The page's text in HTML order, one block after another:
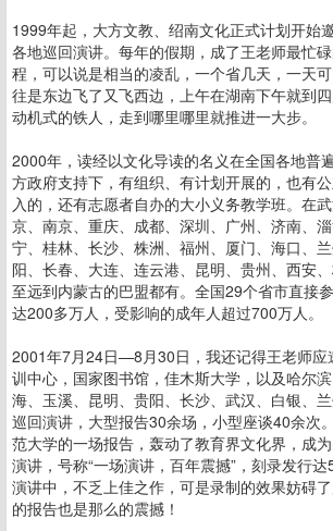
1999年起，大方文教、绍南文化正式计划开始
各地巡回演讲。每年的假期，成了王老师最忙
程，可以说是相当的凌乱，一个省几天，一天
往是东边飞了又飞西边，上午在湖南下午就到
动机式的铁人，走到哪里哪里就推进一大步。
2000年，读经以文化导读的名义在全国各地普
方政府支持下，有组织、有计划开展的，也有
入的，还有志愿者自办的大小义务教学班。在
京、南京、重庆、成都、深圳、广州、济南、
宁、桂林、长沙、株洲、福州、厦门、海口、
阳、长春、大连、连云港、昆明、贵州、西安
至远到内蒙古的巴盟都有。全国29个省市直接
达200多万人，受影响的成年人超过700万人。
2001年7月24日—8月30日，我还记得王老师应
训中心，国家图书馆，佳木斯大学，以及哈尔
海、玉溪、昆明、贵阳、长沙、武汉、白银、
巡回演讲，大型报告30余场，小型座谈40余次
范大学的一场报告，轰动了教育界文化界，成
演讲，号称“一场演讲，百年震撼”，刻录发行
演讲中，不乏上佳之作，可是录制的效果妨碍
的报告也是那么的震撼！